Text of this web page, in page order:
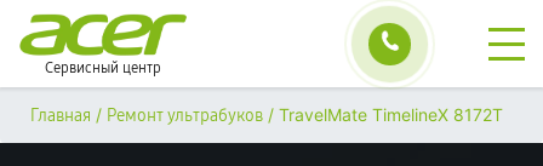
Сервисный центр
Главная / Ремонт ультрабуков / TravelMate TimelineX 8172T